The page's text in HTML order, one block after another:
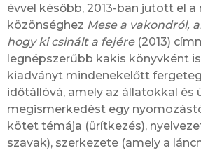
évvel később, 2013-ban jutott el a
közönséghez Mese a vakondról,
hogy ki csinált a fejére(2013)
legnépszerűbb kakis könyvként
kiadványt mindenekelőtt
időtállóvá, amely az állatokkal és
megismerkedést egy
kötet témája (ürítkezés),
szavak), szerkezete (amely a